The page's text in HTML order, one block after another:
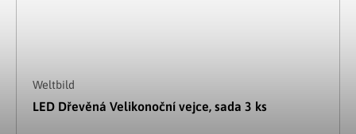
Weltbild
LED Dřevěná Velikonoční vejce, sada 3 ks